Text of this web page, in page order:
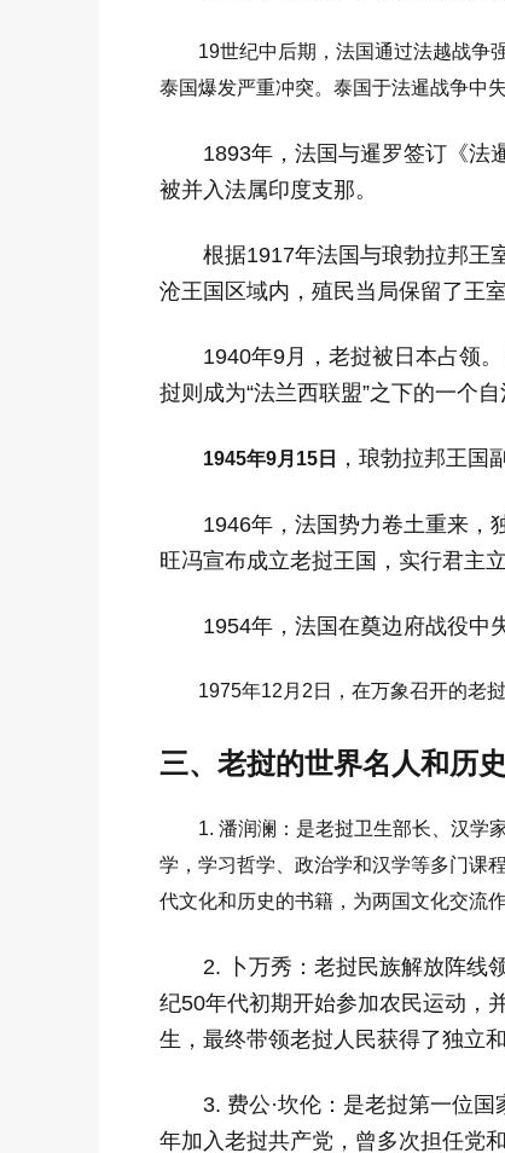
19世纪中后期，法国通过法越战争
泰国爆发严重冲突。泰国于法暹战争中
1893年，法国与暹罗签订《法
被并入法属印度支那。
根据1917年法国与琅勃拉邦王
沧王国区域内，殖民当局保留了王
1940年9月，老挝被日本占领
挝则成为“法兰西联盟”之下的一个自
1945年9月15日 ，琅勃拉邦王国
1946年，法国势力卷土重来，
旺冯宣布成立老挝王国，实行君主立
1954年，法国在奠边府战役中
1975年12月2日，在万象召开的老
三、老挝的世界名人和历
1. 潘润澜：是老挝卫生部长、汉学
学，学习哲学、政治学和汉学等多门课
代文化和历史的书籍，为两国文化交流
2. 卜万秀：老挝民族解放阵线
纪50年代初期开始参加农民运动，
生，最终带领老挝人民获得了独立和
3. 费公·坎伦：是老挝第一位
年加入老挝共产党，曾多次担任党